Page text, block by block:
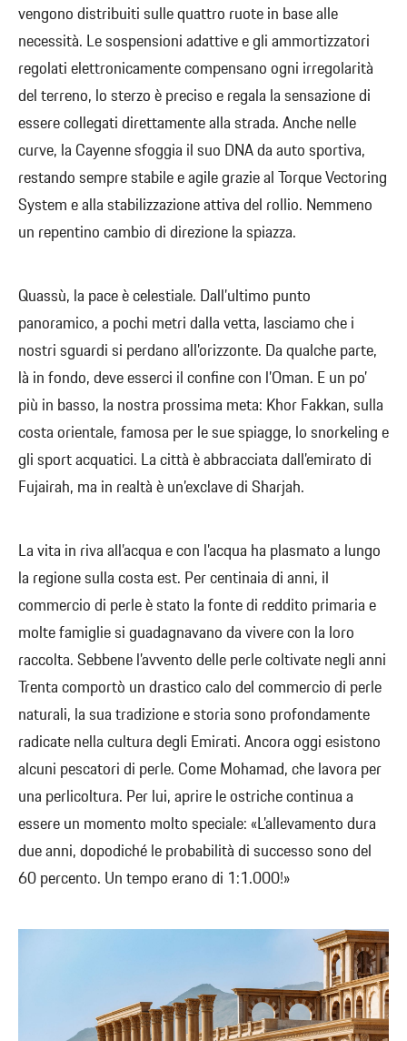
vengono distribuiti sulle quattro ruote in base alle
necessità. Le sospensioni adattive e gli ammortizzatori
regolati elettronicamente compensano ogni irregolarità
del terreno, lo sterzo è preciso e regala la sensazione di
essere collegati direttamente alla strada. Anche nelle
curve, la Cayenne sfoggia il suo DNA da auto sportiva,
restando sempre stabile e agile grazie al Torque Vectoring
System e alla stabilizzazione attiva del rollio. Nemmeno
un repentino cambio di direzione la spiazza.
Quassù, la pace è celestiale. Dall’ultimo punto
panoramico, a pochi metri dalla vetta, lasciamo che i
nostri sguardi si perdano all’orizzonte. Da qualche parte,
là in fondo, deve esserci il confine con l’Oman. E un po’
più in basso, la nostra prossima meta: Khor Fakkan, sulla
costa orientale, famosa per le sue spiagge, lo snorkeling e
gli sport acquatici. La città è abbracciata dall’emirato di
Fujairah, ma in realtà è un’exclave di Sharjah.
La vita in riva all’acqua e con l’acqua ha plasmato a lungo
la regione sulla costa est. Per centinaia di anni, il
commercio di perle è stato la fonte di reddito primaria e
molte famiglie si guadagnavano da vivere con la loro
raccolta. Sebbene l’avvento delle perle coltivate negli anni
Trenta comportò un drastico calo del commercio di perle
naturali, la sua tradizione e storia sono profondamente
radicate nella cultura degli Emirati. Ancora oggi esistono
alcuni pescatori di perle. Come Mohamad, che lavora per
una perlicoltura. Per lui, aprire le ostriche continua a
essere un momento molto speciale: «L’allevamento dura
due anni, dopodiché le probabilità di successo sono del
60 percento. Un tempo erano di 1:1.000!»